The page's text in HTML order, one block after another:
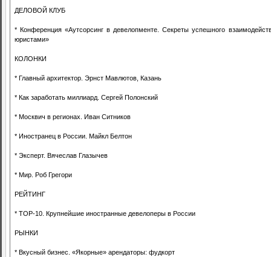
ДЕЛОВОЙ КЛУБ
* Конференция «Аутсорсинг в девелопменте. Секреты успешного
юристами»
КОЛОНКИ
* Главный архитектор. Эрнст Мавлютов, Казань
* Как заработать миллиард. Сергей Полонский
* Москвич в регионах. Иван Ситников
* Иностранец в России. Майкл Белтон
* Эксперт. Вячеслав Глазычев
* Мир. Роб Грегори
РЕЙТИНГ
* TOP-10. Крупнейшие иностранные девелоперы в России
РЫНКИ
* Вкусный бизнес. «Якорные» арендаторы: фудкорт